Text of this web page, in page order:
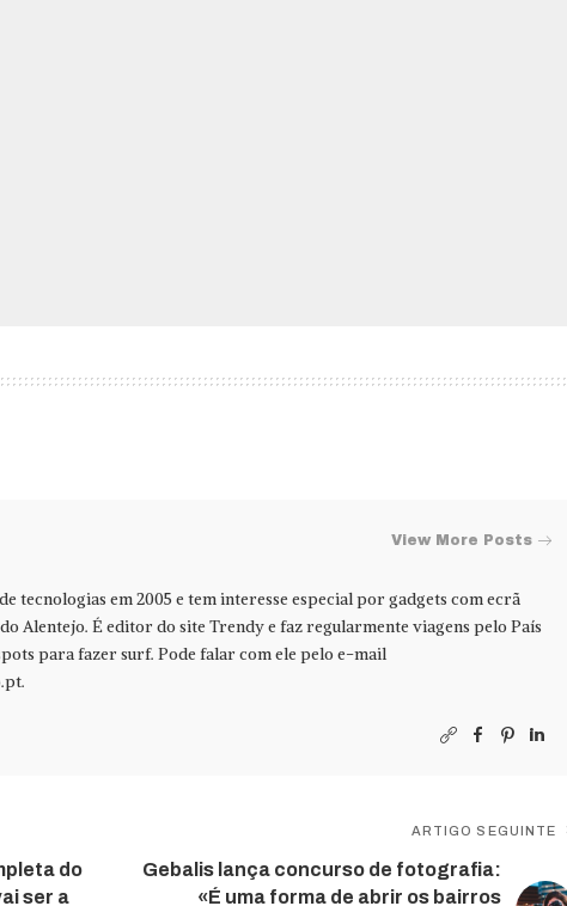
View More Posts
tecnologias em 2005 e tem interesse especial por gadgets com ecrã
Alentejo. É editor do site Trendy e faz regularmente viagens pelo País
para fazer surf. Pode falar com ele pelo e-mail
.
do
ser a
ARTIGO SEGUINTE
Gebalis lança concurso de fotografia:
«É uma forma de abrir os bairros